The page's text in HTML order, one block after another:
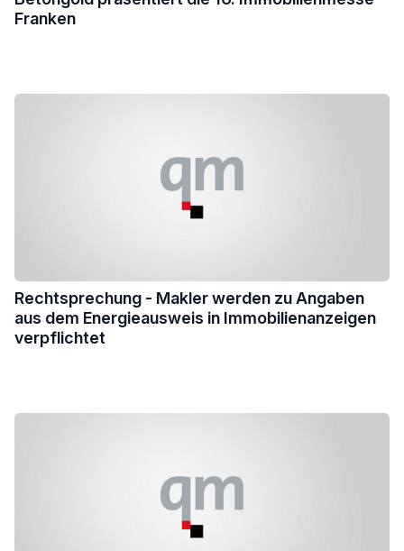
Franken
Rechtsprechung - Makler werden zu Angaben
aus dem Energieausweis in Immobilienanzeigen
verpflichtet